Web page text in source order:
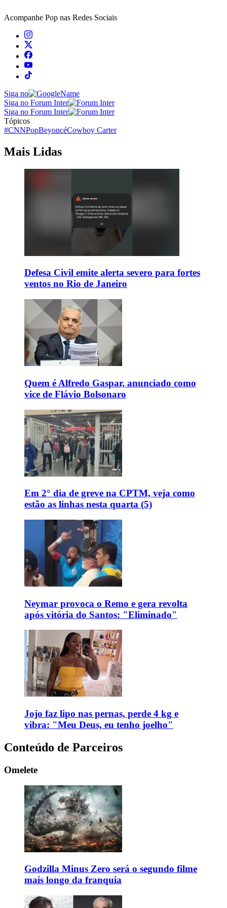
Acompanhe Pop nas Redes Sociais
Siga no
Siga no Forum Inter
Siga no Forum Inter
Tópicos
#CNNPopBeyoncéCowboy Carter
Mais Lidas
Defesa Civil emite alerta severo para fortes
ventos no Rio de Janeiro
Quem é Alfredo Gaspar, anunciado como
vice de Flávio Bolsonaro
Em 2° dia de greve na CPTM, veja como
estão as linhas nesta quarta (5)
Neymar provoca o Remo e gera revolta
após vitória do Santos: "Eliminado"
Jojo faz lipo nas pernas, perde 4 kg e
vibra: "Meu Deus, eu tenho joelho"
Conteúdo de Parceiros
Omelete
Godzilla Minus Zero será o segundo filme
mais longo da franquia